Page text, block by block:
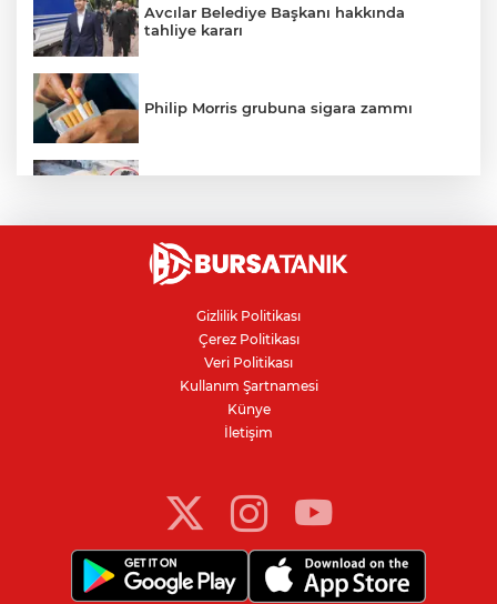
Avcılar Belediye Başkanı hakkında
tahliye kararı
Philip Morris grubuna sigara zammı
Nilüfer'de kaldırım işgallerine zabıta
denetimi
Bursa'da 100 dönümde hayvansal
gübreyle nektarin ve armut üretiyor
Resmi Gazete’de yayımlandı: Kritik yeşil
Gizlilik Politikası
Çerez Politikası
Veri Politikası
Kullanım Şartnamesi
Künye
İletişim